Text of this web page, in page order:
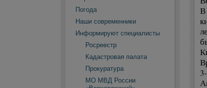
Погода
Наши современники
Информируют специалисты
Росреестр
Кадастровая палата
Прокуратура
МО МВД России
В